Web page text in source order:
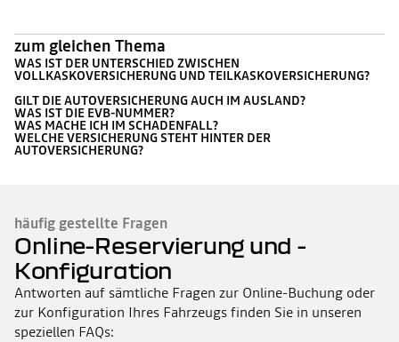
zum gleichen Thema
WAS IST DER UNTERSCHIED ZWISCHEN
VOLLKASKOVERSICHERUNG UND TEILKASKOVERSICHERUNG?
GILT DIE AUTOVERSICHERUNG AUCH IM AUSLAND?
WAS IST DIE EVB-NUMMER?
WAS MACHE ICH IM SCHADENFALL?
WELCHE VERSICHERUNG STEHT HINTER DER
AUTOVERSICHERUNG?
häufig gestellte Fragen
Online-Reservierung und -
Konfiguration
Antworten auf sämtliche Fragen zur Online-Buchung oder
zur Konfiguration Ihres Fahrzeugs finden Sie in unseren
speziellen FAQs: